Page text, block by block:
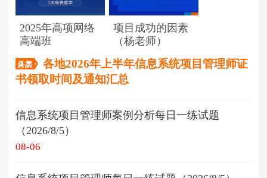
2025年高项网络
高端班
项目成功的因素
（杨老师）
各地2026年上半年信息系统项目管理师证
书领取时间及通知汇总
信息系统项目管理师案例分析每日一练试题
（2026/8/5）
08-06